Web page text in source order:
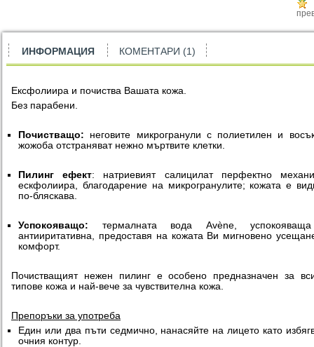
ИНФОРМАЦИЯ КОМЕНТАРИ (1)
Ексфолиира и почиства Вашата кожа.
Без парабени.
Почистващо: неговите микрогранули с полиетилен и
жожоба отстраняват нежно мъртвите клетки.
Пилинг ефект: натриевият салицилат перфектно
ескфолиира, благодарение на микрогранулите; кожата е
по-бляскава.
Успокояващо: термалната вода Avène,
антииритативна, предоставя на кожата Ви мигновено
комфорт.
Почистващият нежен пилинг е особено предназначен за
типове кожа и най-вече за чувствителна кожа.
Препоръки за употреба
Един или два пъти седмично, нанасяйте на лицето като
очния контур.